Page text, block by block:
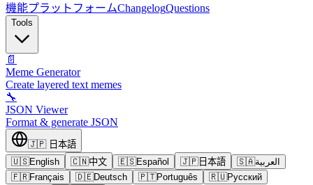
機能プラットフォームChangelogQuestions
Tools
📄
Meme Generator
Create layered text memes
🔧
JSON Viewer
Format & generate JSON
🇯🇵 日本語
🇺🇸English 🇨🇳中文 🇪🇸Español 🇯🇵日本語 🇸🇦العربية
🇫🇷Français 🇩🇪Deutsch 🇵🇹Português 🇷🇺Русский